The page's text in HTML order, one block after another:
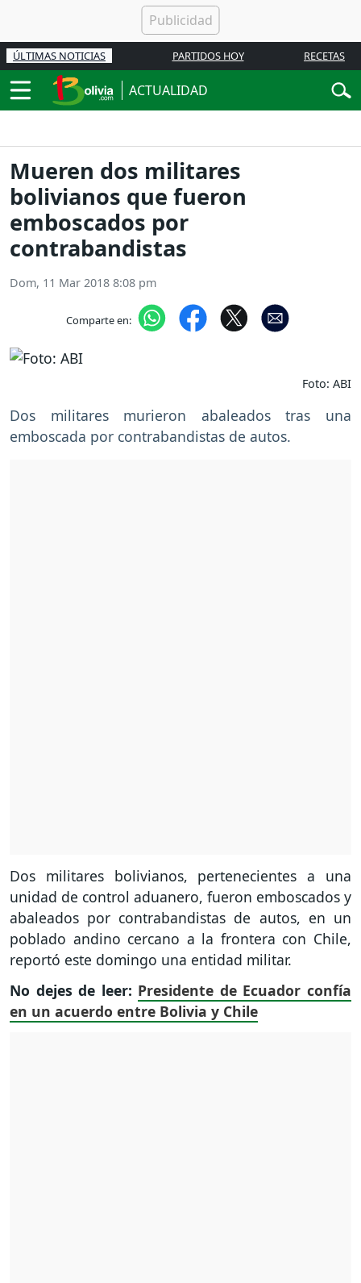
ÚLTIMAS NOTICIAS PARTIDOS HOY RECETAS
ACTUALIDAD
Mueren dos militares
bolivianos que fueron
emboscados por
contrabandistas
Dom, 11 Mar 2018 8:08 pm
Comparte en:
Foto: ABI
Dos militares murieron abaleados tras una
emboscada por contrabandistas de autos.
Dos militares bolivianos, pertenecientes a una
unidad de control aduanero, fueron emboscados y
abaleados por contrabandistas de autos, en un
poblado andino cercano a la frontera con Chile,
reportó este domingo una entidad militar.
No dejes de leer: Presidente de Ecuador confía
en un acuerdo entre Bolivia y Chile